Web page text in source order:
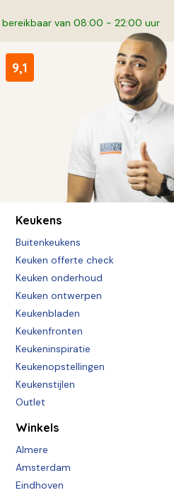
van 08:00 - 22:00 uur
9,1
Keukens
Buitenkeukens
Keuken offerte check
Keuken onderhoud
Keuken ontwerpen
Keukenbladen
Keukenfronten
Keukeninspiratie
Keukenopstellingen
Keukenstijlen
Outlet
Winkels
Almere
Amsterdam
Eindhoven